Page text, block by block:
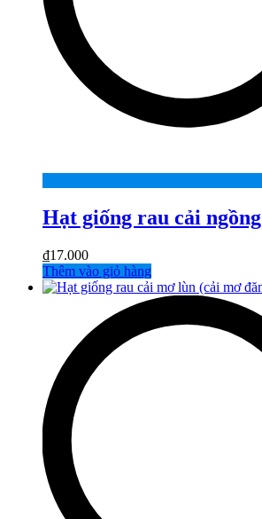
Hạt giống rau cải ngồng
₫17.000
Thêm vào giỏ hàng